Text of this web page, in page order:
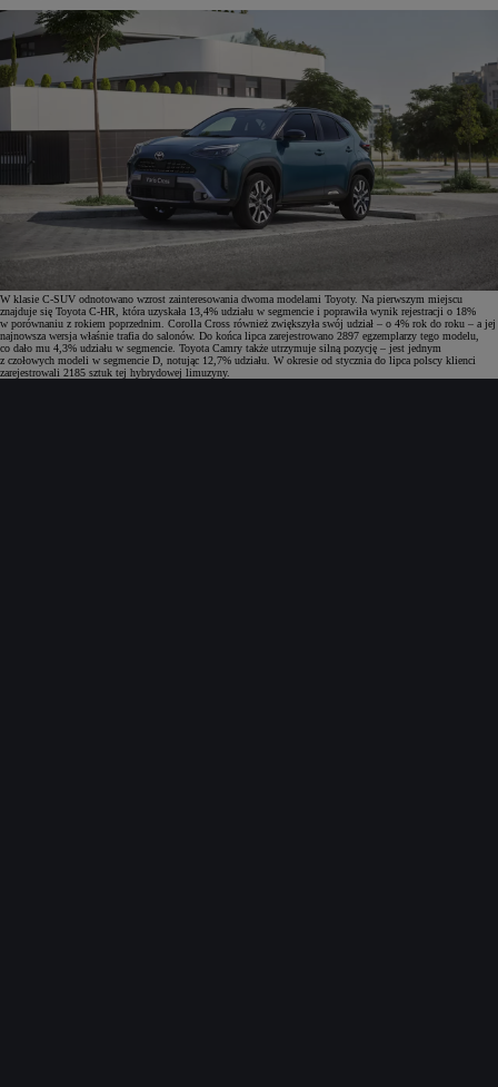
W klasie C-SUV odnotowano wzrost zainteresowania dwoma modelami Toyoty. Na pierwszym miejscu
znajduje się Toyota C-HR, która uzyskała 13,4% udziału w segmencie i poprawiła wynik rejestracji o 18%
w porównaniu z rokiem poprzednim. Corolla Cross również zwiększyła swój udział – o 4% rok do roku – a jej
najnowsza wersja właśnie trafia do salonów. Do końca lipca zarejestrowano 2897 egzemplarzy tego modelu,
co dało mu 4,3% udziału w segmencie. Toyota Camry także utrzymuje silną pozycję – jest jednym
z czołowych modeli w segmencie D, notując 12,7% udziału. W okresie od stycznia do lipca polscy klienci
zarejestrowali 2185 sztuk tej hybrydowej limuzyny.